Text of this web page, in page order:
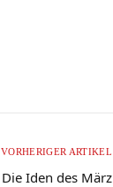
VORHERIGER ARTIKEL
Die Iden des März